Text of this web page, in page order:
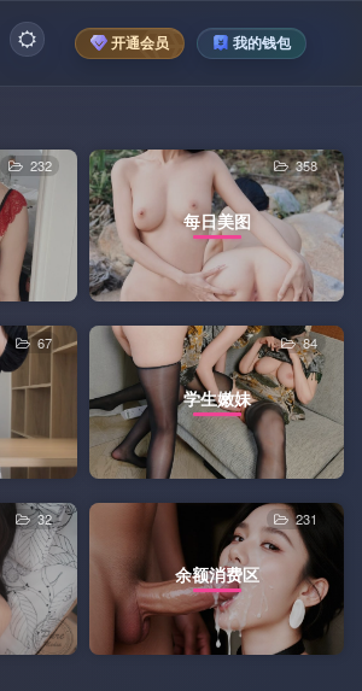
开通会员 我的钱包
232
每日美图
358
67
学生嫩妹
84
32
余额消费区
231